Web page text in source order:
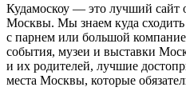
Кудамоскоу — это лучший сайт
Москвы. Мы знаем куда
с парнем или большой
события, музеи и выставки
и их родителей, лучшие
места Москвы, которые